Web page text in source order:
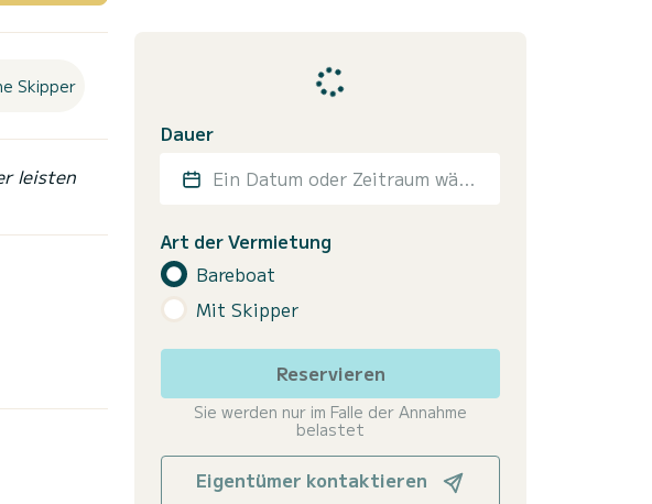
Skipper
leisten
Dauer
Ein Datum oder Zeitraum wählen
Art der Vermietung
Bareboat
Mit Skipper
Reservieren
Sie werden nur im Falle der Annahme
belastet
Eigentümer kontaktieren